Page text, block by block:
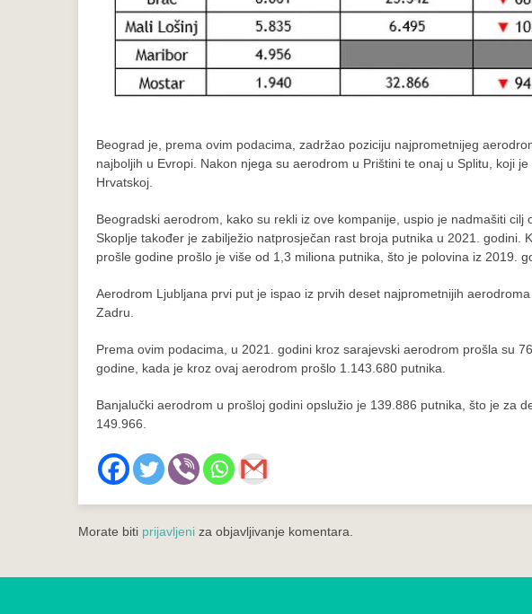
Beograd je, prema ovim podacima, zadržao poziciju najprometnijeg
najboljih u Evropi. Nakon njega su aerodrom u Prištini te onaj u Splitu, koji
Hrvatskoj.
Beogradski aerodrom, kako su rekli iz ove kompanije, uspio je nadmašiti
Skoplje također je zabilježio natprosječan rast broja putnika u 2021. godini.
prošle godine prošlo je više od 1,3 miliona putnika, što je polovina iz 2019.
Aerodrom Ljubljana prvi put je ispao iz prvih deset najprometnijih
Zadru.
Prema ovim podacima, u 2021. godini kroz sarajevski aerodrom prošla su
godine, kada je kroz ovaj aerodrom prošlo 1.143.680 putnika.
Banjalučki aerodrom u prošloj godini opslužio je 139.886 putnika, što je za
149.966.
Morate biti prijavljeni za objavljivanje komentara.